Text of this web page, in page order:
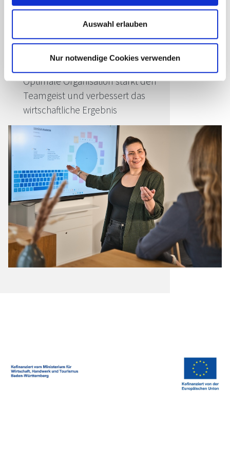
Auswahl erlauben
Nur notwendige Cookies verwenden
zum offensiven Service
Fit für den erfolgreichen Service
der Zukunft
Restaurantmanagement für
Optimale Organisation stärkt den
Teamgeist und verbessert das
wirtschaftliche Ergebnis